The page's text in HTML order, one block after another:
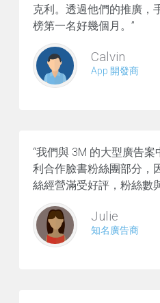
克利。透過他們的推廣，
榜第一名好幾個月。”
Calvin
App 開發商
“我們與 3M 的大型廣告
利合作臉書粉絲團部分，
絲經營滿受好評，粉絲數
Julie
知名廣告商